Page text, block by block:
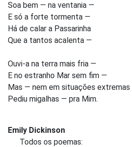
Soa bem — na ventania —
E só a forte tormenta —
Há de calar a Passarinha
Que a tantos acalenta —
Ouvi-a na terra mais fria —
E no estranho Mar sem fim —
Mas — nem em situações extremas
Pediu migalhas — pra Mim.
Emily Dickinson
Todos os poemas: